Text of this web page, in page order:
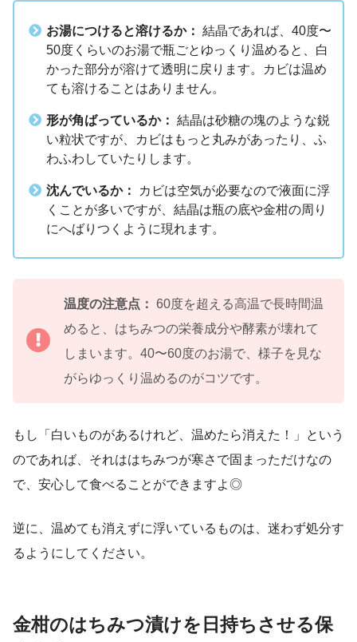
お湯につけると溶けるか： 結晶であれば、40度〜
50度くらいのお湯で瓶ごとゆっくり温めると、白
かった部分が溶けて透明に戻ります。カビは温め
ても溶けることはありません。
形が角ばっているか： 結晶は砂糖の塊のような鋭
い粒状ですが、カビはもっと丸みがあったり、ふ
わふわしていたりします。
沈んでいるか：
カビは空気が必要なので液面に浮
くことが多いですが、結晶は瓶の底や金柑の周り
にへばりつくように現れます。
温度の注意点： 60度を超える高温で長時間温
めると、はちみつの栄養成分や酵素が壊れて
しまいます。40〜60度のお湯で、様子を見な
がらゆっくり温めるのがコツです。
もし「白いものがあるけれど、温めたら消えた！」という
のであれば、それははちみつが寒さで固まっただけなの
で、安心して食べることができますよ◎
逆に、温めても消えずに浮いているものは、迷わず処分す
るようにしてください。
金柑のはちみつ漬けを日持ちさせる保